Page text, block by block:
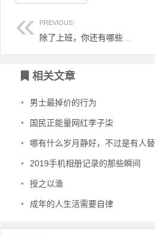
PREVIOUS:
除了上班，你还有哪些赚钱小技能？
文章导航
相关文章
• 男士最掉价的行为
• 国民正能量网红李子柒
• 哪有什么岁月静好，不过是有人替
• 2019手机相册记录的那些瞬间
• 授之以渔
• 成年的人生活需要自律